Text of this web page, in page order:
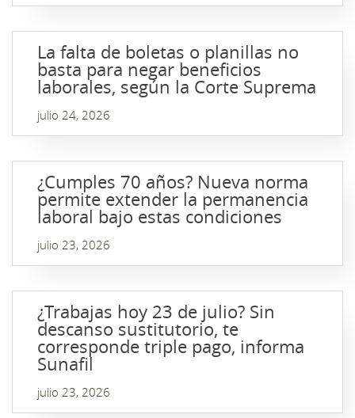
La falta de boletas o planillas no
basta para negar beneficios
laborales, según la Corte Suprema
julio 24, 2026
¿Cumples 70 años? Nueva norma
permite extender la permanencia
laboral bajo estas condiciones
julio 23, 2026
¿Trabajas hoy 23 de julio? Sin
descanso sustitutorio, te
corresponde triple pago, informa
Sunafil
julio 23, 2026